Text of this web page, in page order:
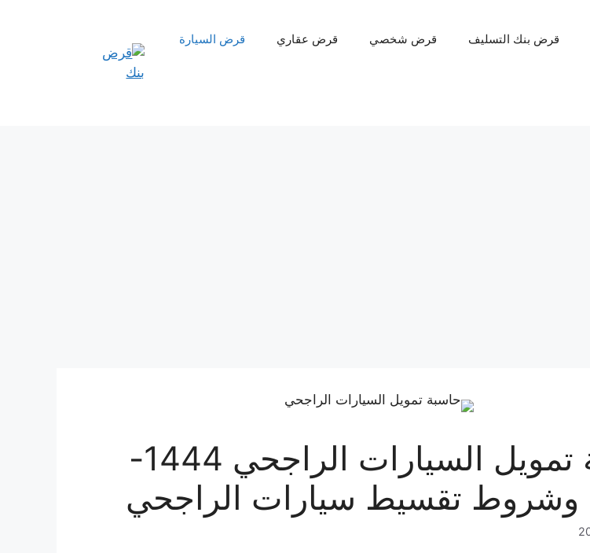
قرض بنك التسليف قرض شخصي قرض عقاري قرض السيارة
حاسبة تمويل السيارات الراجحي 1444-